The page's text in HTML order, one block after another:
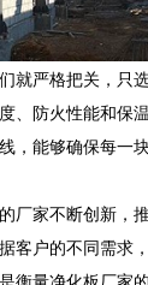
就严格把关，只
、防火性能和保
，能够确保每一
厂家不断创新，
客户的不同需求